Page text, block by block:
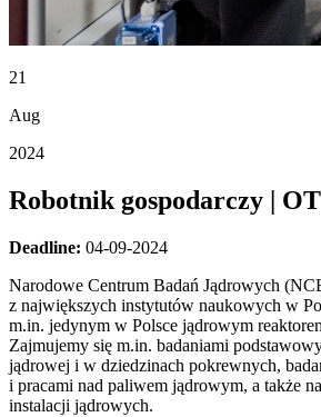
21
Aug
2024
Robotnik gospodarczy | OT
Deadline: 04-09-2024
Narodowe Centrum Badań Jądrowych
z największych instytutów naukowych w
m.in. jedynym w Polsce jądrowym
Zajmujemy się m.in. badaniami
jądrowej i w dziedzinach pokrewnych,
i pracami nad paliwem jądrowym, a także
instalacji jądrowych.